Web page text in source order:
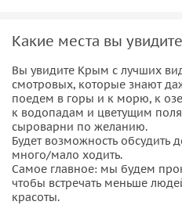
Какие места вы увидите
Вы увидите Крым с лучших
смотровых, которые знают
поедем в горы и к морю, к
к водопадам и цветущим
сыроварни по желанию.
Будет возможность обсудить
много/мало ходить.
Самое главное: мы будем
чтобы встречать меньше
красоты.